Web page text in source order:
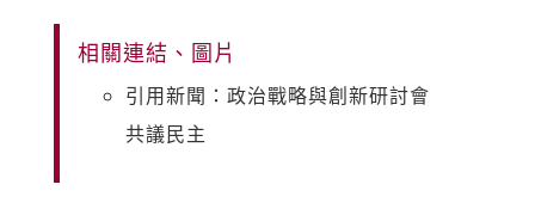
相關連結、圖片
引用新聞：政治戰略與創新研討會
共議民主